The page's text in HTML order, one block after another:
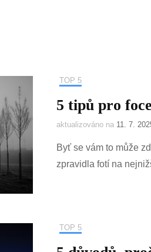
TOP 5
5 tipů pro
aktualizováno na 11. 7.
Byť se vám to může
zpravidla fotí na
TOP 5